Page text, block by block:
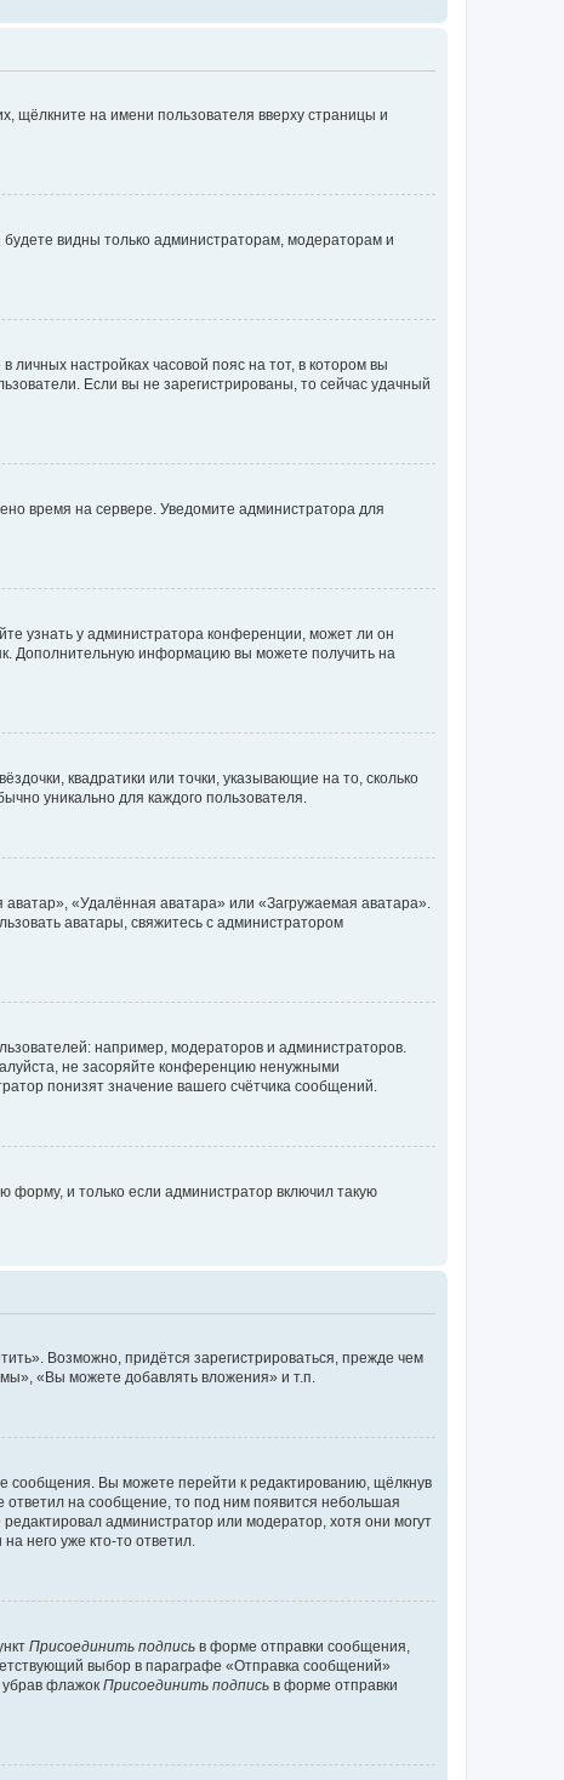
щёлкните на имени пользователя вверху страницы и
будете видны только администраторам, модераторам и
личных настройках часовой пояс на тот, в котором вы
Если вы не зарегистрированы, то сейчас удачный
время на сервере. Уведомите администратора для
узнать у администратора конференции, может ли он
Дополнительную информацию вы можете получить на
квадратики или точки, указывающие на то, сколько
уникально для каждого пользователя.
«Удалённая аватара» или «Загружаемая аватара».
аватары, свяжитесь с администратором
например, модераторов и администраторов.
не засоряйте конференцию ненужными
понизят значение вашего счётчика сообщений.
форму, и только если администратор включил такую
Возможно, придётся зарегистрироваться, прежде чем
«Вы можете добавлять вложения» и т.п.
сообщения. Вы можете перейти к редактированию, щёлкнув
ответил на сообщение, то под ним появится небольшая
администратор или модератор, хотя они могут
него уже кто-то ответил.
Присоединить подпись в форме отправки сообщения,
выбор в параграфе «Отправка сообщений»
флажок Присоединить подпись в форме отправки